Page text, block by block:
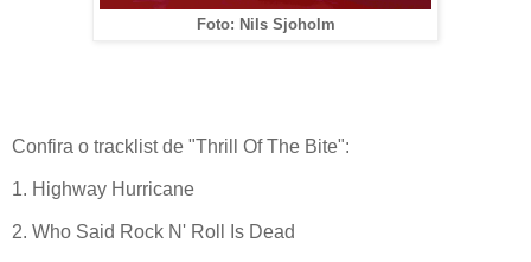
Foto: Nils Sjoholm
Confira o tracklist de "Thrill Of The Bite":
1. Highway Hurricane
2. Who Said Rock N' Roll Is Dead